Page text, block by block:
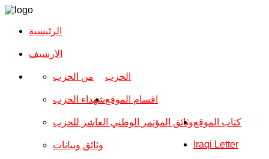
الرئيسية
الارشیف
الحزب من الحزب
شهداء الحزب
وثائق المؤتمر الوطني العاشر للحزب
وثائق وبيانات
اقسام الموقع
كتاب الموقع
Iraqi Letter